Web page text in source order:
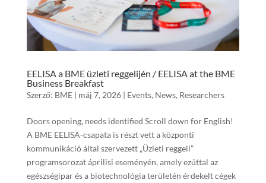
EELISA a BME üzleti reggelijén / EELISA at the BME
Business Breakfast
Szerző: BME| máj 7, 2026| Events, News, Researchers
Doors opening, needs identified Scroll down for English!
A BME EELISA-csapata is részt vett a központi
kommunikáció által szervezett „Üzleti reggeli”
programsorozat áprilisi eseményén, amely ezúttal az
egészségipar és a biotechnológia területén érdekelt cégek